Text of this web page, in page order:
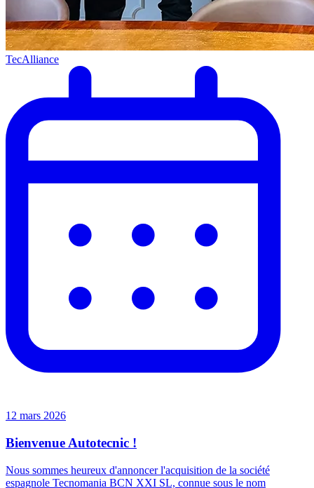
TecAlliance
12 mars 2026
Bienvenue Autotecnic !
Nous sommes heureux d'annoncer l'acquisition de la société
espagnole Tecnomania BCN XXI SL, connue sous le nom